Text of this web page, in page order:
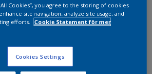
All Cookies”, you agree to the storing of cookies
site navigation, analyze site usage, and
efforts.
Cookie Statement för mer
Cookies Settings